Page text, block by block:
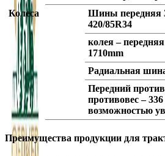
Колеса
Шины передняя
420/85R34
колея –
1710mm
Радиальная
Передний
противовес –
возможностью
Преимущества продукции для